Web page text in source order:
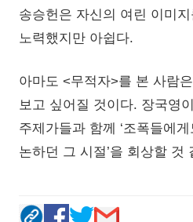
송승헌은 자신의 여린 이미
노력했지만 아쉽다.
아마도 <무적자>를 본 사람
보고 싶어질 것이다. 장국영
주제가들과 함께 ‘조폭들에
논하던 그 시절’을 회상할 것